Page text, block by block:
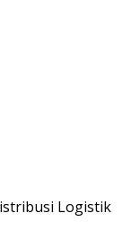
Logistik